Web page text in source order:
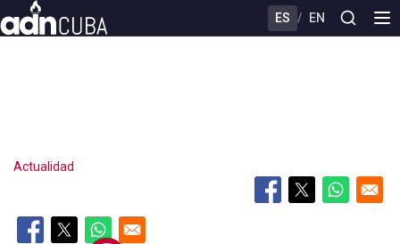
to
ES / EN
Actualidad